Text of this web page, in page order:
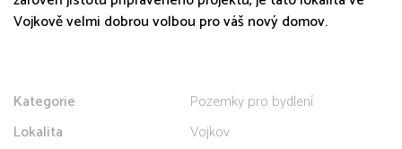
Vojkově velmi dobrou volbou pro váš nový domov.
Kategorie
Pozemky pro bydlení
Lokalita
Vojkov